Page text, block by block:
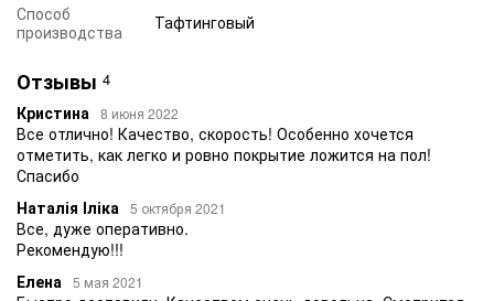
Способ
производства
Тафтинговый
Отзывы 4
Кристина 8 июня 2022
Все отлично! Качество, скорость! Особенно хочется
отметить, как легко и ровно покрытие ложится на пол!
Спасибо
Наталія Іліка
5 октября 2021
Все, дуже оперативно.
Рекомендую!!!
Елена
5 мая 2021